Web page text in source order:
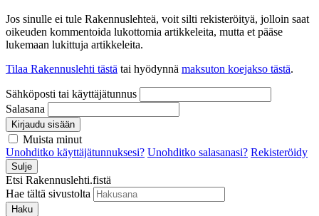
Jos sinulle ei tule Rakennuslehteä, voit silti rekisteröityä, jolloin saat
oikeuden kommentoida lukottomia artikkeleita, mutta et pääse
lukemaan lukittuja artikkeleita.
Tilaa Rakennuslehti tästä tai hyödynnä maksuton koejakso tästä.
Sähköposti tai käyttäjätunnus
Salasana
Kirjaudu sisään
Muista minut
Unohditko käyttäjätunnuksesi? Unohditko salasanasi? Rekisteröidy
Sulje
Etsi Rakennuslehti.fistä
Hae tältä sivustolta
Haku